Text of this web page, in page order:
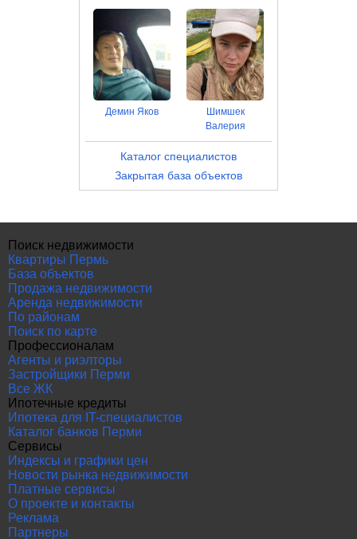
Демин Яков
Шимшек
Валерия
Каталог специалистов
Закрытая база объектов
Поиск недвижимости
Квартиры Пермь
База объектов
Продажа недвижимости
Аренда недвижимости
По районам
Поиск по карте
Профессионалам
Агенты и риэлторы
Застройщики Перми
Все ЖК
Ипотечные кредиты
Ипотека для IT-специалистов
Каталог банков Перми
Сервисы
Индексы и графики цен
Новости рынка недвижимости
Платные сервисы
О проекте и контакты
Реклама
Партнеры